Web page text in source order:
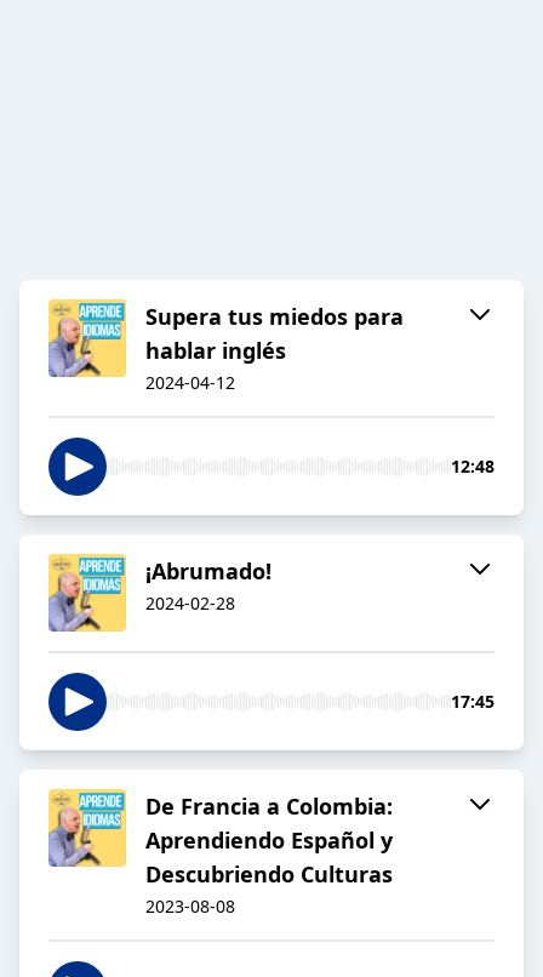
Supera tus miedos para
hablar inglés
2024-04-12
12:48
¡Abrumado!
2024-02-28
17:45
De Francia a Colombia:
Aprendiendo Español y
Descubriendo Culturas
2023-08-08